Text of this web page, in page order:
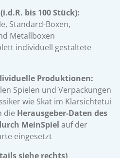
bis 100 Stück):
Standard-Boxen,
Metallboxen
individuell gestaltete
Produktionen:
Spielen und Verpackungen
wie Skat im Klarsichtetui
die Herausgeber-Daten des
MeinSpiel auf der
eingesetzt
siehe rechts)